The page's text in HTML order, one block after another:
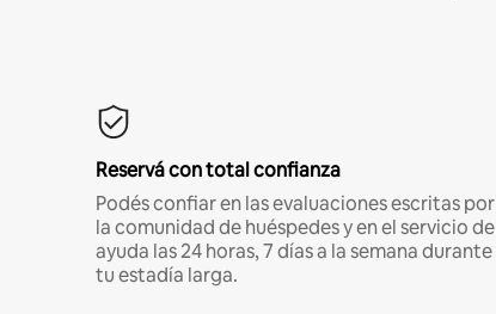
Reservá con total confianza
Podés confiar en las evaluaciones escritas por
la comunidad de huéspedes y en el servicio de
ayuda las 24 horas, 7 días a la semana durante
tu estadía larga.